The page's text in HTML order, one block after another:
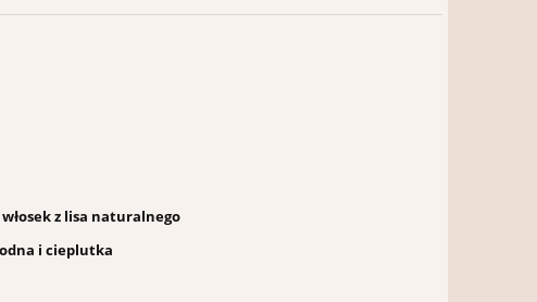
z lisa naturalnego
i cieplutka